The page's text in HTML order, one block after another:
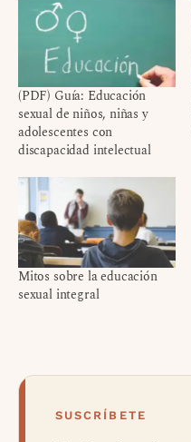
(PDF) Guía: Educación
sexual de niños, niñas y
adolescentes con
discapacidad intelectual
Mitos sobre la educación
sexual integral
SUSCRÍBETE